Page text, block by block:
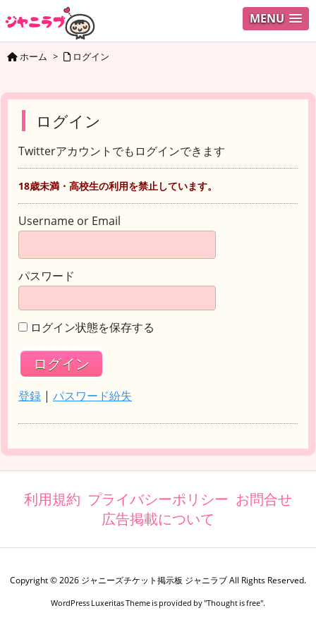
MENU
ホーム > ログイン
ログイン
Twitterアカウントでもログインできます
18歳未満・高校生の利用を禁止しています。
Username or Email
パスワード
ログイン状態を保存する
登録 | パスワード紛失
利用規約 プライバシーポリシー お問合せ
広告掲載について
Copyright ©2026 ジャニーズチケット掲示板 ジャニラブAll Rights Reserved.
WordPress Luxeritas Theme is provided by "Thought is free".